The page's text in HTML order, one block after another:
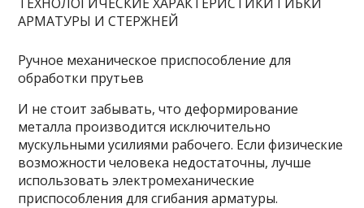
Ручное механическое приспособление для
обработки прутьев
И не стоит забывать, что деформирование
металла производится исключительно
мускульными усилиями рабочего. Если физические
возможности человека недостаточны, лучше
использовать электромеханические
приспособления для сгибания арматуры.